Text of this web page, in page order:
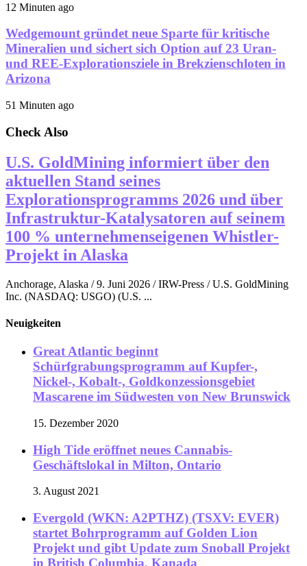
12 Minuten ago
Wedgemount gründet neue Sparte für kritische
Mineralien und sichert sich Option auf 23 Uran-
und REE-Explorationsziele in Brekzienschloten in
Arizona
51 Minuten ago
Check Also
U.S. GoldMining informiert über den
aktuellen Stand seines
Explorationsprogramms 2026 und über
Infrastruktur-Katalysatoren auf seinem
100 % unternehmenseigenen Whistler-
Projekt in Alaska
Anchorage, Alaska / 9. Juni 2026 / IRW-Press / U.S. GoldMining
Inc. (NASDAQ: USGO) (U.S. ...
Neuigkeiten
Great Atlantic beginnt
Schürfgrabungsprogramm auf Kupfer-,
Nickel-, Kobalt-, Goldkonzessionsgebiet
Mascarene im Südwesten von New Brunswick
15. Dezember 2020
High Tide eröffnet neues Cannabis-
Geschäftslokal in Milton, Ontario
3. August 2021
Evergold (WKN: A2PTHZ) (TSXV: EVER)
startet Bohrprogramm auf Golden Lion
Projekt und gibt Update zum Snoball Projekt
in British Columbia, Kanada